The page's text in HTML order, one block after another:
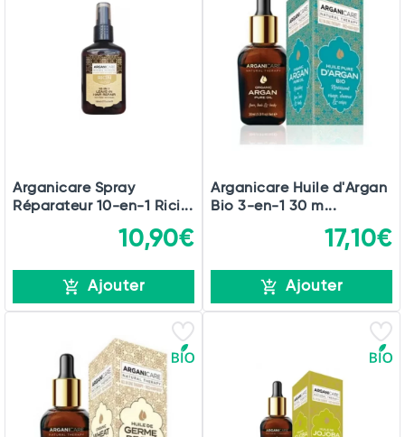
Arganicare Spray
Réparateur 10-en-1 Rici...
10,90€
Ajouter
Arganicare Huile d'Argan
Bio 3-en-1 30 m...
17,10€
Ajouter